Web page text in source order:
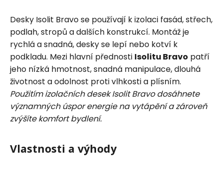
Desky Isolit Bravo se používají k izolaci fasád, střech,
podlah, stropů a dalších konstrukcí. Montáž je
rychlá a snadná, desky se lepí nebo kotví k
podkladu. Mezi hlavní přednosti Isolitu Bravo patří
jeho nízká hmotnost, snadná manipulace, dlouhá
životnost a odolnost proti vlhkosti a plísním.
Použitím izolačních desek Isolit Bravo dosáhnete
významných úspor energie na vytápění a zároveň
zvýšíte komfort bydlení.
Vlastnosti a výhody